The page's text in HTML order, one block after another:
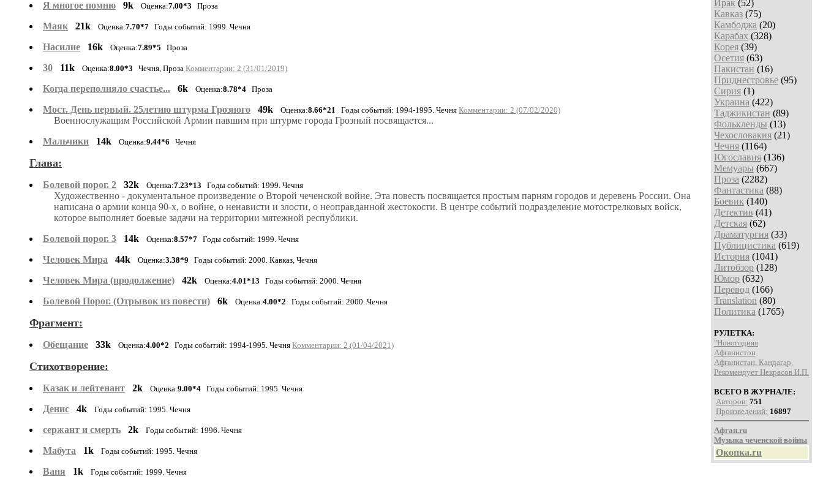
Ирак (52)
Кавказ (75)
Камбоджа (20)
Карабах (328)
Корея (39)
Осетия (63)
Пакистан (16)
Приднестровье (95)
Сирия (1)
Украина (422)
Таджикистан (89)
Фолькленды (13)
Чехословакия (21)
Чечня (1164)
Югославия (136)
Мемуары (667)
Проза (2282)
Фантастика (88)
Боевик (140)
Детектив (41)
Детская (62)
Драматургия (33)
Публицистика (619)
История (1041)
Литобзор (128)
Юмор (632)
Перевод (166)
Translation (80)
Политика (1765)
РУЛЕТКА:
"Новогодняя
Афганистон
Афганистан. Кандагар,
Рекомендует Некрасов И.П.
ВСЕГО В ЖУРНАЛЕ:
Авторов: 751
Произведений: 16897
Афган.ru
Музыка чеченской войны
Окопка.ru
Я многое помню 9k Оценка:7.00*3 Проза
Маяк 21k Оценка:7.70*7 Годы событий: 1999. Чечня
Насилие 16k Оценка:7.89*5 Проза
30 11k Оценка:8.00*3 Чечня, Проза Комментарии: 2 (31/01/2019)
Когда переполняло счастье... 6k Оценка:8.78*4 Проза
Мост. День первый. 25летию штурма Грозного 49k Оценка:8.66*21 Годы событий: 1994-1995. Чечня Комментарии: 2 (07/02/2020)
Военнослужащим Российской Армии павшим при штурме города Грозный посвящается...
Мальчики
14k Оценка:9.44*6 Чечня
Глава:
Болевой порог. 2 32k Оценка:7.23*13 Годы событий: 1999. Чечня
Художественно - документальное произведение о Второй чеченской войне. Эта повесть посвящается простым парням городов и деревень России. Она
написана о армии конца 90-х, о войне, о ненависти и злости, о неоправданной жестокости. В центре событий подразделение мотострелковых войск,
которое выполняет боевые задачи на территории мятежной республики.
Болевой порог. 3
14k Оценка:8.57*7 Годы событий: 1999. Чечня
Человек Мира 44k Оценка:3.38*9 Годы событий: 2000. Кавказ, Чечня
Человек Мира (продолжение) 42k Оценка:4.01*13 Годы событий: 2000. Чечня
Болевой Порог. (Отрывок из повести) 6k Оценка:4.00*2 Годы событий: 2000. Чечня
Фрагмент:
Обещание 33k Оценка:4.00*2 Годы событий: 1994-1995. Чечня Комментарии: 2 (01/04/2021)
Стихотворение:
Казак и лейтенант 2k Оценка:9.00*4 Годы событий: 1995. Чечня
Денис 4k Годы событий: 1995. Чечня
сержант и смерть 2k Годы событий: 1996. Чечня
Мабута 1k Годы событий: 1995. Чечня
Ваня 1k Годы событий: 1999. Чечня